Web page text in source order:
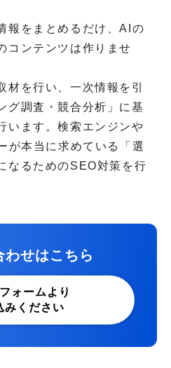
報をまとめるだけ、AIの
コンテンツは作りませ
材を行い、一次情報を引
グ調査・競合分析」に基
います。検索エンジンや
が本当に求めている「選
なるためのSEO対策を行
わせはこちら
ォームより
みください